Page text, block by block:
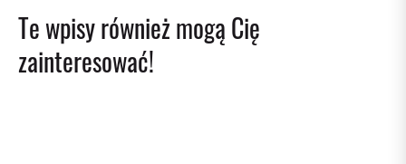
Te wpisy również mogą Cię
zainteresować!